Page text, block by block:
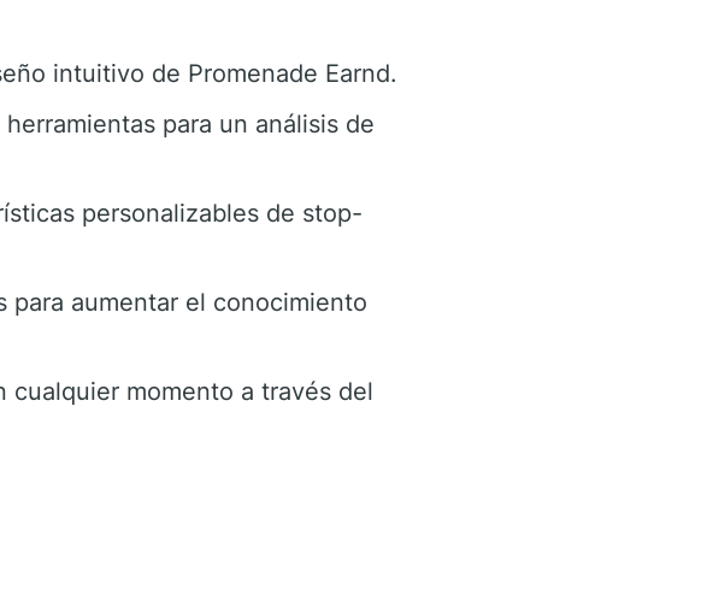
intuitivo de Promenade Earnd.
para un análisis de
personalizables de stop-
para aumentar el conocimiento
cualquier momento a través del